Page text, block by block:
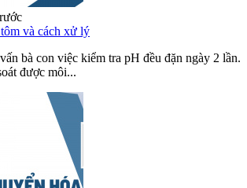
và cách xử lý
bà con việc kiểm tra pH đều đặn ngày 2 lần.
được môi...